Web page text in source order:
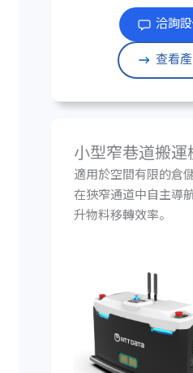
洽詢
查看
小型窄巷道搬運
適用於空間有限的倉
在狹窄通道中自主導
升物料移轉效率。